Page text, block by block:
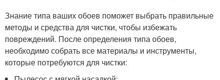
Знание типа ваших обоев поможет выбрать правильные
методы и средства для чистки, чтобы избежать
повреждений. После определения типа обоев,
необходимо собрать все материалы и инструменты,
которые потребуются для чистки: